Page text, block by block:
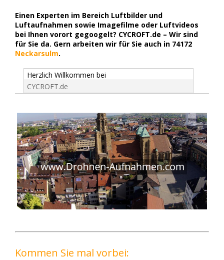
Einen Experten im Bereich Luftbilder und
Luftaufnahmen sowie Imagefilme oder Luftvideos
bei Ihnen vorort gegoogelt? CYCROFT.de – Wir sind
für Sie da. Gern arbeiten wir für Sie auch in 74172
Neckarsulm.
Herzlich Willkommen bei
CYCROFT.de
Kommen Sie mal vorbei: